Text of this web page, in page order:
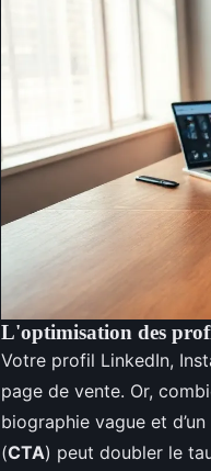
L'optimisation des
Votre profil LinkedIn,
page de vente. Or,
biographie vague et
(CTA) peut doubler le